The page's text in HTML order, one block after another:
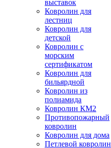
выставок
Ковролин для
лестниц
Ковролин для
детской
Ковролин с
морским
сертификатом
Ковролин для
бильярдной
Ковролин из
полиамида
Ковролин КМ2
Противопожарный
ковролин
Ковролин для дома
Петлевой ковролин